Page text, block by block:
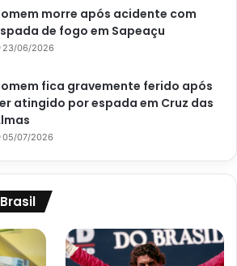
morre após acidente com
de fogo em Sapeaçu
23/06/2026
fica gravemente ferido após
atingido por espada em Cruz das
05/07/2026